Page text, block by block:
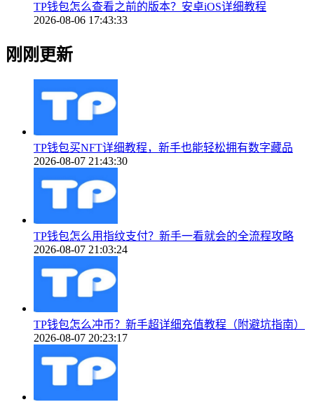
TP钱包怎么查看之前的版本？安卓iOS详细教程
2026-08-06 17:43:33
刚刚更新
TP钱包买NFT详细教程，新手也能轻松拥有数字藏品
2026-08-07 21:43:30
TP钱包怎么用指纹支付？新手一看就会的全流程攻略
2026-08-07 21:03:24
TP钱包怎么冲币？新手超详细充值教程（附避坑指南）
2026-08-07 20:23:17